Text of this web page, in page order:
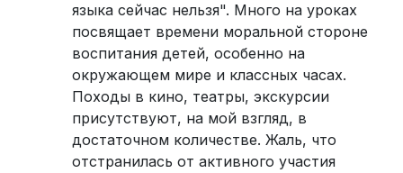
языка сейчас нельзя". Много на уроках
посвящает времени моральной стороне
воспитания детей, особенно на
окружающем мире и классных часах.
Походы в кино, театры, экскурсии
присутствуют, на мой взгляд, в
достаточном количестве. Жаль, что
отстранилась от активного участия